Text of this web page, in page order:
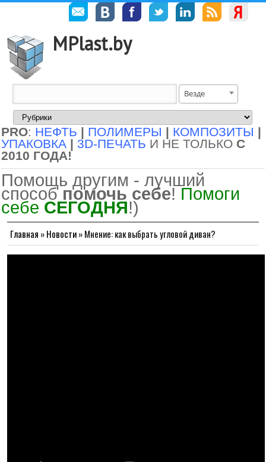
MPlast.by
Везде
PRO: НЕФТЬ | ПОЛИМЕРЫ | КОМПОЗИТЫ |
УПАКОВКА | 3D-ПЕЧАТЬ И НЕ ТОЛЬКО С
2010 ГОДА!
Помощь другим - лучший
способ помочь себе! Помоги
себе СЕГОДНЯ!)
Главная »Новости»Мнение: как выбрать угловой диван?